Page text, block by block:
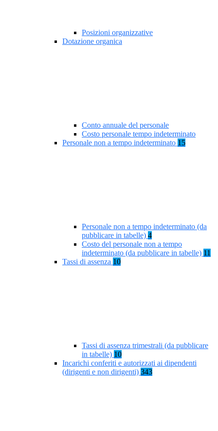
Posizioni organizzative
Dotazione organica
Conto annuale del personale
Costo personale tempo indeterminato
Personale non a tempo indeterminato 15
Personale non a tempo indeterminato (da
pubblicare in tabelle) 4
Costo del personale non a tempo
indeterminato (da pubblicare in tabelle) 11
Tassi di assenza 10
Tassi di assenza trimestrali (da pubblicare
in tabelle) 10
Incarichi conferiti e autorizzati ai dipendenti
(dirigenti e non dirigenti) 343